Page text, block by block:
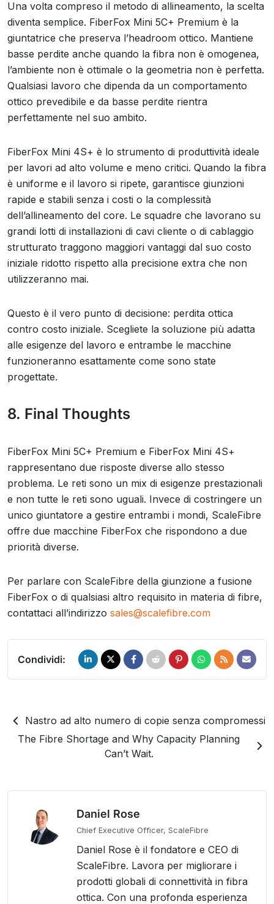
Una volta compreso il metodo di allineamento, la scelta
diventa semplice. FiberFox Mini 5C+ Premium è la
giuntatrice che preserva l’headroom ottico. Mantiene
basse perdite anche quando la fibra non è omogenea,
l’ambiente non è ottimale o la geometria non è perfetta.
Qualsiasi lavoro che dipenda da un comportamento
ottico prevedibile e da basse perdite rientra
perfettamente nel suo ambito.
FiberFox Mini 4S+ è lo strumento di produttività ideale
per lavori ad alto volume e meno critici. Quando la fibra
è uniforme e il lavoro si ripete, garantisce giunzioni
rapide e stabili senza i costi o la complessità
dell’allineamento del core. Le squadre che lavorano su
grandi lotti di installazioni di cavi cliente o di cablaggio
strutturato traggono maggiori vantaggi dal suo costo
iniziale ridotto rispetto alla precisione extra che non
utilizzeranno mai.
Questo è il vero punto di decisione: perdita ottica
contro costo iniziale. Scegliete la soluzione più adatta
alle esigenze del lavoro e entrambe le macchine
funzioneranno esattamente come sono state
progettate.
8. Final Thoughts
FiberFox Mini 5C+ Premium e FiberFox Mini 4S+
rappresentano due risposte diverse allo stesso
problema. Le reti sono un mix di esigenze prestazionali
e non tutte le reti sono uguali. Invece di costringere un
unico giuntatore a gestire entrambi i mondi, ScaleFibre
offre due macchine FiberFox che rispondono a due
priorità diverse.
Per parlare con ScaleFibre della giunzione a fusione
FiberFox o di qualsiasi altro requisito in materia di fibre,
contattaci all’indirizzo sales@scalefibre.com
Condividi:
Nastro ad alto numero di copie senza compromessi
The Fibre Shortage and Why Capacity Planning
Can’t Wait.
Daniel Rose
Chief Executive Officer, ScaleFibre
Daniel Rose è il fondatore e CEO di
ScaleFibre. Lavora per migliorare i
prodotti globali di connettività in fibra
ottica. Con una profonda esperienza